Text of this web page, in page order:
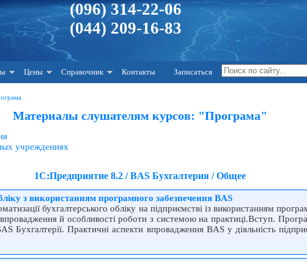
(096) 314-22-06
(044) 209-16-83
Цены Справочник Контакты Записаться
Материалы слушателям курсов: "Програма"
учреждениях
1С:Предприятие 8.2 / BAS Бухгалтерия / Общее
з використанням програмного забезпечення BAS
бухгалтерського обліку на підприємстві із використанням
й особливості роботи з системою на практиці.Вступ.
Бухгалтерії. Практичні аспекти впровадження BAS у діяльність